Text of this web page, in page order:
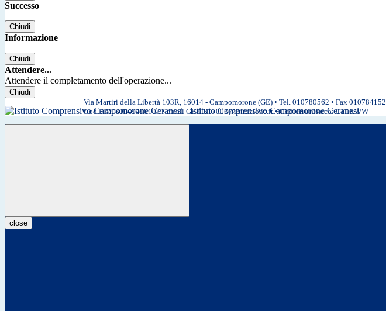
Successo
Chiudi
Informazione
Chiudi
Attendere...
Attendere il completamento dell'operazione...
Chiudi
Istituto Comprensivo Campomorone Ceranesi
Via Martiri della Libertà 103R, 16014 - Campomorone (GE) • Tel. 010780562 • Fax 010784152
Cod.Fisc. 80049490107 • email GEIC817003@istruzione.it • Codice Univoco: UF1KWW
close